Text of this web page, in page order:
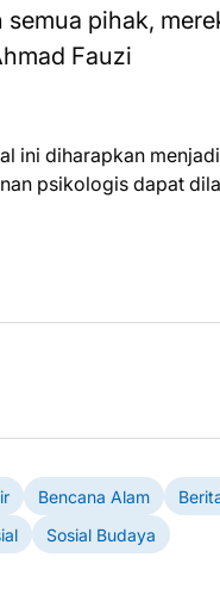
pihak,
Fauzi
ini diharapkan
psikologis dapat
Bencana Alam
Sosial Budaya